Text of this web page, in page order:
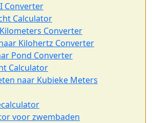
Converter
Calculator
Converter
Kilohertz Converter
Pond Converter
Calculator
naar Kubieke Meters
voor zwembaden